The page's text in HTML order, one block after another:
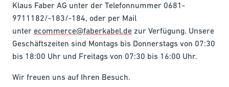
Klaus Faber AG unter der Telefonnummer 0681-
9711182/-183/-184, oder per Mail
unter ecommerce@faberkabel.de zur Verfügung. Unsere
Geschäftszeiten sind Montags bis Donnerstags von 07:30
bis 18:00 Uhr und Freitags von 07:30 bis 16:00 Uhr.
Wir freuen uns auf Ihren Besuch.